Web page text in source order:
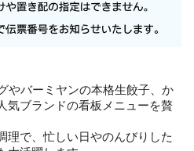
やバーミヤンの本格生餃子、か
気ブランドの看板メニューを贅
理で、忙しい日やのんびりした